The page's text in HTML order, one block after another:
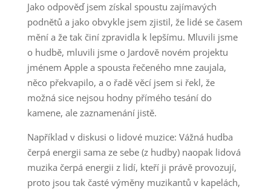
Jako odpověď jsem získal spoustu zajímavých
podnětů a jako obvykle jsem zjistil, že lidé se časem
mění a že tak činí zpravidla k lepšímu. Mluvili jsme
o hudbě, mluvili jsme o Jardově novém projektu
jménem Apple a spousta řečeného mne zaujala,
něco překvapilo, a o řadě věcí jsem si řekl, že
možná sice nejsou hodny přímého tesání do
kamene, ale zaznamenání jistě.
Například v diskusi o lidové muzice: Vážná hudba
čerpá energii sama ze sebe (z hudby) naopak lidová
muzika čerpá energii z lidí, kteří ji právě provozují,
proto jsou tak časté výměny muzikantů v kapelách,